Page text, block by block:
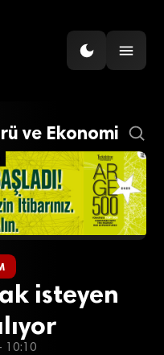
ve Ekonomi
isteyen
10:10